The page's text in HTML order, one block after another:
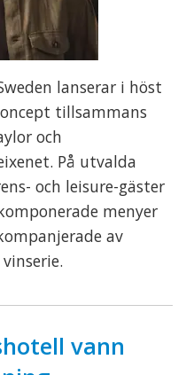
lanserar i höst
tillsammans
och
På utvalda
och leisure-gäster
menyer
av
vann